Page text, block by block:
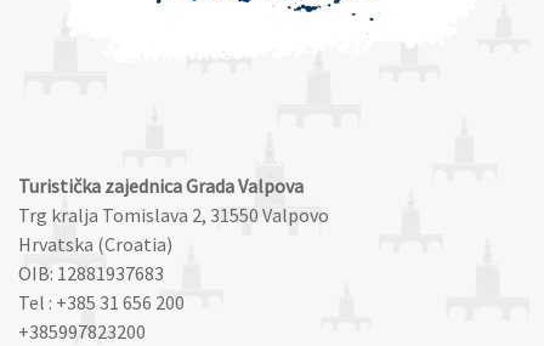
Turistička zajednica Grada Valpova
Trg kralja Tomislava 2, 31550 Valpovo
Hrvatska (Croatia)
OIB: 12881937683
Tel : +385 31 656 200
+385997823200